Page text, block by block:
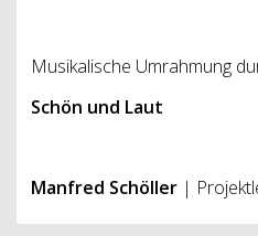
Musikalische Umrahmung
Schön und Laut
Manfred Schöller |